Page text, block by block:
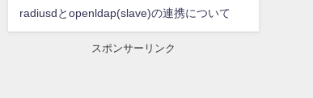
radiusdとopenldap(slave)の連携について
スポンサーリンク